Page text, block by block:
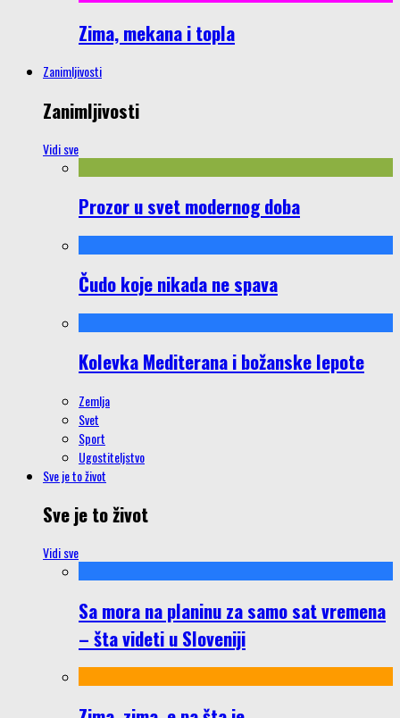
Zima, mekana i topla
Zanimljivosti
Zanimljivosti
Vidi sve
Prozor u svet modernog doba
Čudo koje nikada ne spava
Kolevka Mediterana i božanske lepote
Zemlja
Svet
Sport
Ugostiteljstvo
Sve je to život
Sve je to život
Vidi sve
Sa mora na planinu za samo sat vremena
– šta videti u Sloveniji